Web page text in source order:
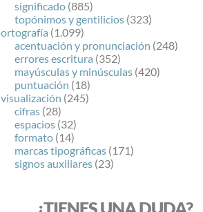
significado (885)
topónimos y gentilicios (323)
ortografía (1.099)
acentuación y pronunciación (248)
errores escritura (352)
mayúsculas y minúsculas (420)
puntuación (18)
visualización (245)
cifras (28)
espacios (32)
formato (14)
marcas tipográficas (171)
signos auxiliares (23)
¿TIENES UNA DUDA?